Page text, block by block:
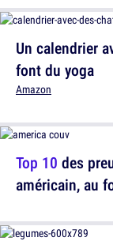
Un calendrier
font du yoga
Amazon
Top 10 des
américain, au